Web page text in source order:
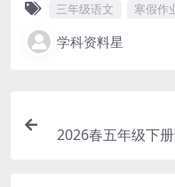
三年级语文 寒假作
学科资料星
2026春五年级下